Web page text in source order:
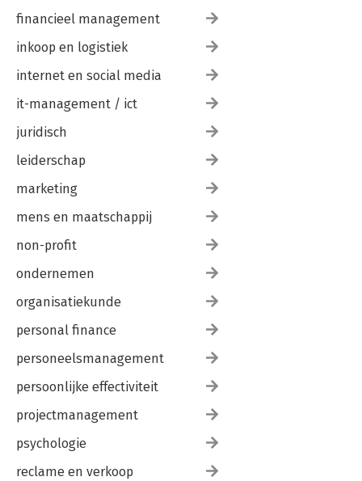
financieel management
inkoop en logistiek
internet en social media
it-management / ict
juridisch
leiderschap
marketing
mens en maatschappij
non-profit
ondernemen
organisatiekunde
personal finance
personeelsmanagement
persoonlijke effectiviteit
projectmanagement
psychologie
reclame en verkoop